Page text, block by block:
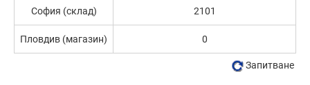
София (склад) 2101
Пловдив (магазин) 0
Запитване